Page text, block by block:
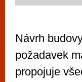
Návrh
požadavek
propojuje